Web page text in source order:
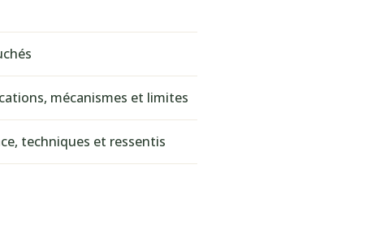
mécanismes et limites
techniques et ressentis